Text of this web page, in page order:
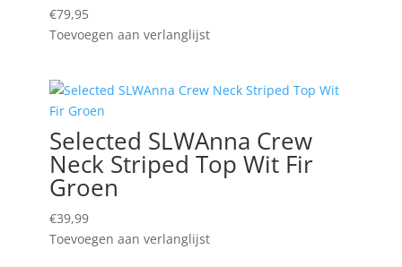
€79,95
Toevoegen aan verlanglijst
Selected SLWAnna Crew
Neck Striped Top Wit Fir
Groen
€39,99
Toevoegen aan verlanglijst